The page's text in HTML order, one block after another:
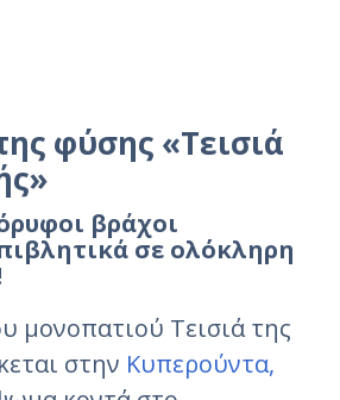
φύσης «Τεισιά
βράχοι
σε ολόκληρη
μονοπατιού Τεισιά της
στην Κυπερούντα,